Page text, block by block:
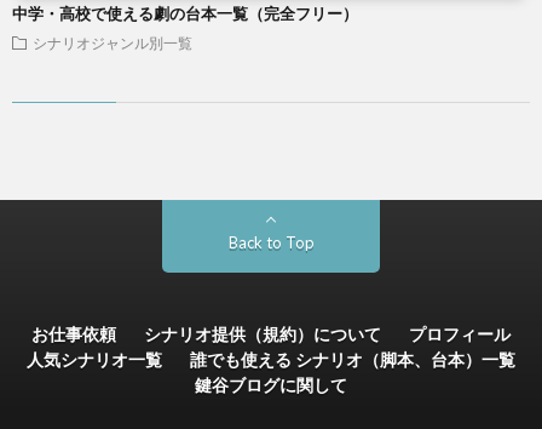
中学・高校で使える劇の台本一覧（完全フリー）
シナリオジャンル別一覧
Back to Top
お仕事依頼 シナリオ提供（規約）について
プロフィール
人気シナリオ一覧
誰でも使える シナリオ（脚本、台本）一覧
鍵谷ブログに関して